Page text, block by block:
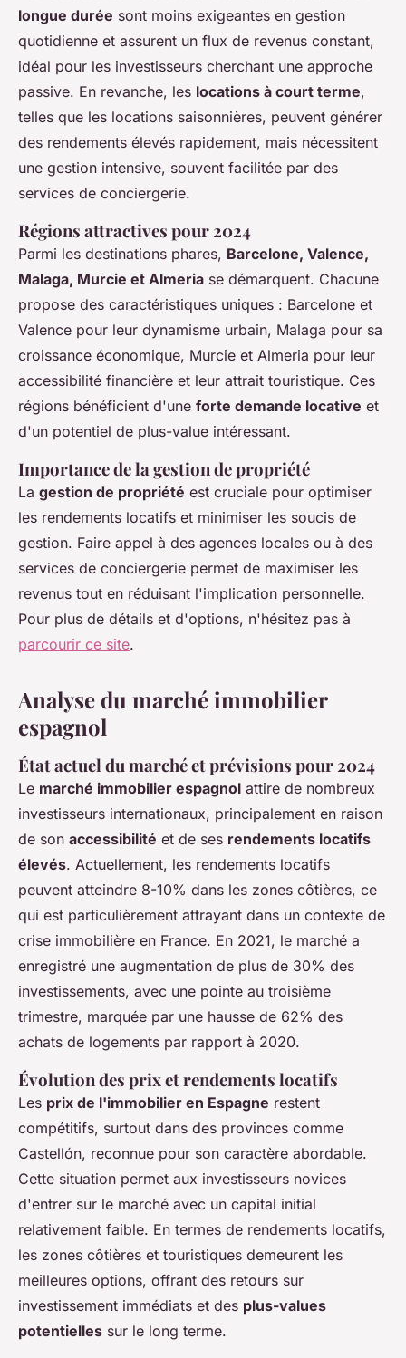
longue durée sont moins exigeantes en gestion
quotidienne et assurent un flux de revenus constant,
idéal pour les investisseurs cherchant une approche
passive. En revanche, les locations à court terme,
telles que les locations saisonnières, peuvent générer
des rendements élevés rapidement, mais nécessitent
une gestion intensive, souvent facilitée par des
services de conciergerie.
Régions attractives pour 2024
Parmi les destinations phares, Barcelone, Valence,
Malaga, Murcie et Almeria se démarquent. Chacune
propose des caractéristiques uniques : Barcelone et
Valence pour leur dynamisme urbain, Malaga pour sa
croissance économique, Murcie et Almeria pour leur
accessibilité financière et leur attrait touristique. Ces
régions bénéficient d'une forte demande locative et
d'un potentiel de plus-value intéressant.
Importance de la gestion de propriété
La gestion de propriété est cruciale pour optimiser
les rendements locatifs et minimiser les soucis de
gestion. Faire appel à des agences locales ou à des
services de conciergerie permet de maximiser les
revenus tout en réduisant l'implication personnelle.
Pour plus de détails et d'options, n'hésitez pas à
parcourir ce site.
Analyse du marché immobilier
espagnol
État actuel du marché et prévisions pour 2024
Le marché immobilier espagnol attire de nombreux
investisseurs internationaux, principalement en raison
de son accessibilité et de ses rendements locatifs
élevés. Actuellement, les rendements locatifs
peuvent atteindre 8-10% dans les zones côtières, ce
qui est particulièrement attrayant dans un contexte de
crise immobilière en France. En 2021, le marché a
enregistré une augmentation de plus de 30% des
investissements, avec une pointe au troisième
trimestre, marquée par une hausse de 62% des
achats de logements par rapport à 2020.
Évolution des prix et rendements locatifs
Les prix de l'immobilier en Espagne restent
compétitifs, surtout dans des provinces comme
Castellón, reconnue pour son caractère abordable.
Cette situation permet aux investisseurs novices
d'entrer sur le marché avec un capital initial
relativement faible. En termes de rendements locatifs,
les zones côtières et touristiques demeurent les
meilleures options, offrant des retours sur
investissement immédiats et des plus-values
potentielles sur le long terme.